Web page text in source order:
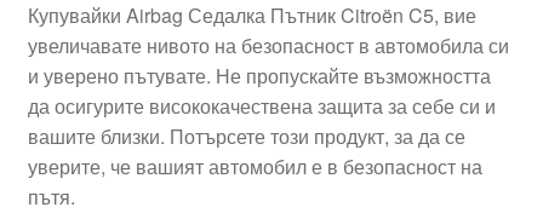
Процедура за рекламации
Разгледайте
Транспорт
Купувайки Airbag Седалка Пътник Citroën C5, вие
увеличавате нивото на безопасност в автомобила си
и уверено пътувате. Не пропускайте възможността
да осигурите висококачествена защита за себе си и
вашите близки. Потърсете този продукт, за да се
уверите, че вашият автомобил е в безопасност на
пътя.